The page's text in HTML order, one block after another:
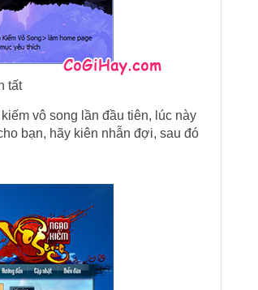
tất
vô song lần đầu tiên, lúc này
bạn, hãy kiên nhẫn đợi, sau đó